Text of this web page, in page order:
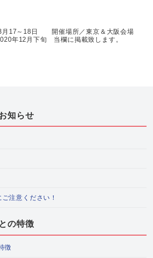
月17～18日 開催場所／東京＆大阪会場
年12月下旬 当欄に掲載致します。
知らせ
注意ください！
の特徴
徴